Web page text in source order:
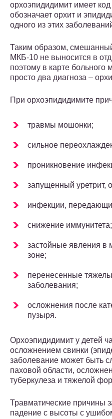
орхоэпидидимит имеет
обозначает орхит и
одного из этих
Таким образом,
МКБ-10 не выносится в
поэтому в карте больного
просто два диагноза –
При орхоэпидидимите
травмы мошонки;
сильное
проникновение
запущенный уретрит,
инфекции,
снижение иммунитета;
застойные явления в
зоне;
перенесенные
заболевания;
осложнения после
пузыря.
Орхоэпидидимит у детей
осложнением свинки
заболевание может быть
паховой области,
туберкулеза и тяжелой
Травматические причины
падение с высоты с